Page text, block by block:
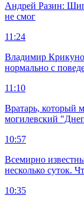
Андрей Разин:
не смог
11:24
Владимир
нормально с
11:10
Вратарь, который
могилевский
10:57
Всемирно
несколько суток.
10:35